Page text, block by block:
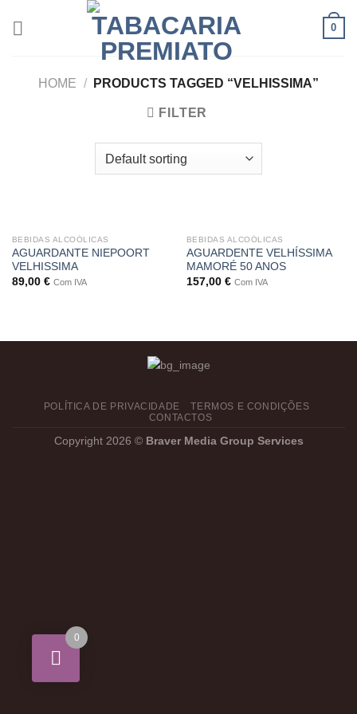
0
HOME / PRODUCTS TAGGED “VELHISSIMA”
FILTER
BEBIDAS ALCOÓLICAS
AGUARDANTE NIEPOORT
VELHISSIMA
89,00 € Com IVA
BEBIDAS ALCOÓLICAS
AGUARDENTE VELHÍSSIMA
MAMORÉ 50 ANOS
157,00 € Com IVA
POLÍTICA DE PRIVACIDADE
TERMOS E CONDIÇÕES
CONTACTOS
Copyright 2026 © Braver Media Group Services
0